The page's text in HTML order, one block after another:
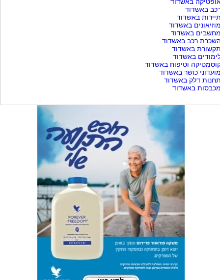
באשדוד
באשדוד
באשדוד
באשדוד
רכב באשדוד
באשדוד
באשדוד
וטיפוח באשדוד
כושר באשדוד
דלק באשדוד
באשדוד